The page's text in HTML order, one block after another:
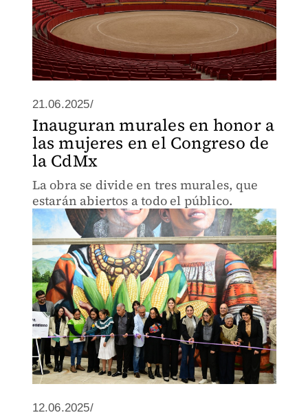
21.06.2025/
Inauguran murales en honor a
las mujeres en el Congreso de
la CdMx
La obra se divide en tres murales, que
estarán abiertos a todo el público.
12.06.2025/